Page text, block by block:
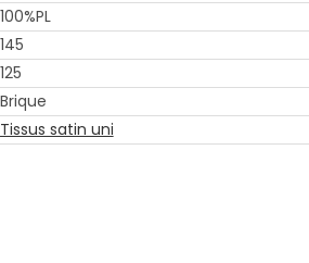
100%PL
145
125
Brique
Tissus satin uni